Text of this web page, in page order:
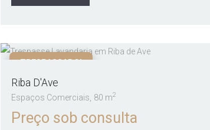
TRESPASSADO!
Riba D'Ave
Espaços Comerciais 80 m2
Preço sob consulta